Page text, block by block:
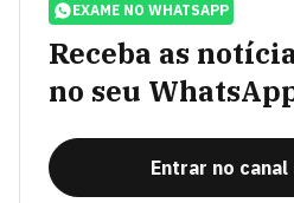
EXAME NO WHATSAPP
Receba as
no seu
Entrar no canal